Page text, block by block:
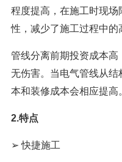
程度提高，在施工时现
性，减少了施工过程中的
管线分离前期投资成本
无伤害。当电气管线从
本和装修成本会相应提高
2.特点
➢ 快捷施工